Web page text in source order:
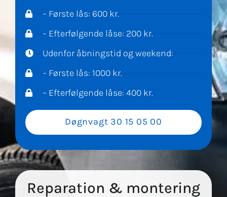
– Første lås: 600 kr.
– Efterfølgende låse: 200 kr.
Udenfor åbningstid og weekend:
– Første lås: 1000 kr.
– Efterfølgende låse: 400 kr.
Døgnvagt 30 15 05 00
Reparation & montering